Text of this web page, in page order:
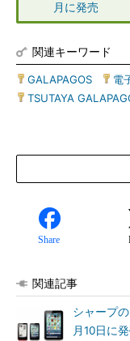
月に発売
関連キーワード
GALAPAGOS 電
TSUTAYA
Share
関連記事
シャープ
月10日に